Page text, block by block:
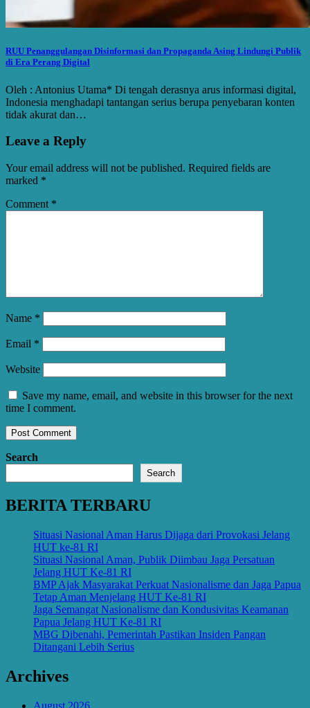
RUU Penanggulangan Disinformasi dan Propaganda Asing Lindungi Publik
di Era Perang Digital
Oleh : Antonius Utama* Di tengah derasnya arus informasi digital,
Indonesia menghadapi tantangan serius berupa penyebaran konten
tidak akurat dan…
Leave a Reply
Your email address will not be published. Required fields are
marked *
Comment *
Name *
Email *
Website
Save my name, email, and website in this browser for the next
time I comment.
Search
Search
BERITA TERBARU
Situasi Nasional Aman Harus Dijaga dari Provokasi Jelang
HUT ke-81 RI
Situasi Nasional Aman, Publik Diimbau Jaga Persatuan
Jelang HUT Ke-81 RI
BMP Ajak Masyarakat Perkuat Nasionalisme dan Jaga Papua
Tetap Aman Menjelang HUT Ke-81 RI
Jaga Semangat Nasionalisme dan Kondusivitas Keamanan
Papua Jelang HUT Ke-81 RI
MBG Dibenahi, Pemerintah Pastikan Insiden Pangan
Ditangani Lebih Serius
Archives
August 2026